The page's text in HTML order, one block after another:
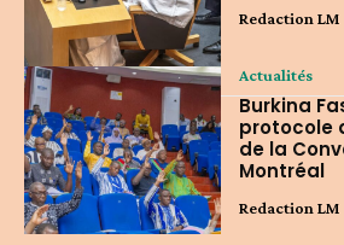
Redaction LM
Actualités
Burkina
protocole
de la
Montréal
Redaction LM